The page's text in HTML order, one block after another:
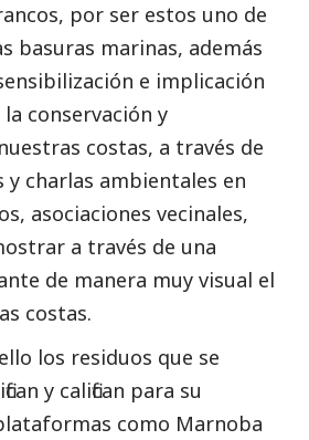
por ser estos uno de
basuras marinas, además
e implicación
conservación y
costas, a través de
charlas ambientales en
asociaciones vecinales,
a través de una
de manera muy visual el
costas.
los residuos que se
y califican para su
como Marnoba